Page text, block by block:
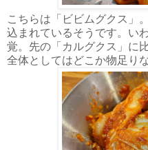
こちらは「ビビムグクス」
込まれているそうです。い
覚。先の「カルグクス」に
全体としてはどこか物足り